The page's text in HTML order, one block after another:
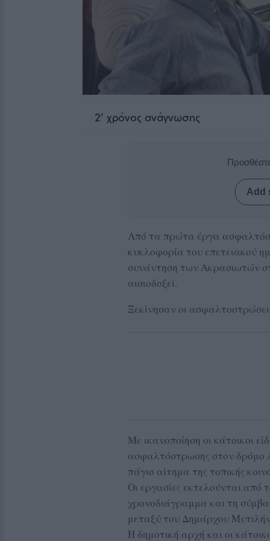
2' χρόνος ανάγνωσης
Add
Από τα πρώτα έργα
κυκλοφορία του επετειακού
συνάντηση των Ακρασιωτών
αισιοδοξεί.
Ξεκίνησαν οι
Με ικανοποίηση οι κάτοικοι
ασφαλτόστρωσης στον δρόμο
πάγιο αίτημα της τοπικής
Οι εργασίες εκτελούνται
χρονοδιάγραμμα και τη
μεταξύ του Δημάρχου
Η δημοτική αρχή και οι